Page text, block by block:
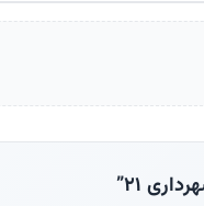
۲۱”